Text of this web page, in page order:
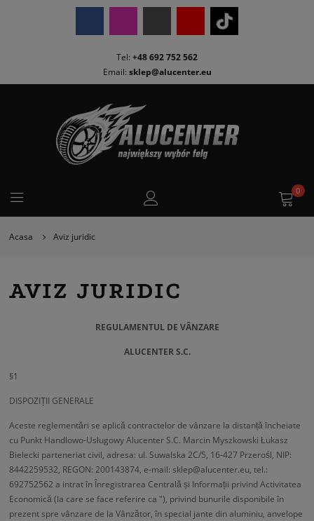
Tel: +48 692 752 562
Email: sklep@alucenter.eu
0
Acasa Aviz juridic
AVIZ JURIDIC
REGULAMENTUL DE VÂNZARE
ALUCENTER S.C.
§1
DISPOZIȚII GENERALE
Aceste reglementări se aplică contractelor de vânzare la distanță încheiate
cu Punkt Handlowo-Usługowy Alucenter S.C. Marcin Myszkowski Łukasz
Bielecki parteneriat civil, adresa: ul. Suwalska 2C/5, 16-427 Przerośl, NIP:
8442259532, REGON: 200143874, e-mail: sklep@alucenter.eu, tel.:
692752562 a intrat în Înregistrarea Centrală și Informații privind Activitatea
Economică (la care se face referire ca "), privind bunurile disponibile în
prezent spre vânzare de la Vânzător, în special jante din aluminiu, anvelope